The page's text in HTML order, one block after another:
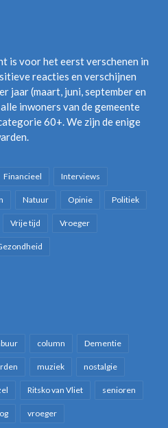
is voor het eerst verschenen in
reacties en verschijnen
jaar (maart, juni, september en
inwoners van de gemeente
60+. We zijn de enige
Financieel Interviews
Natuur Opinie Politiek
Vrije tijd Vroeger
column Dementie
muziek nostalgie
Ritsko van Vliet senioren
vroeger